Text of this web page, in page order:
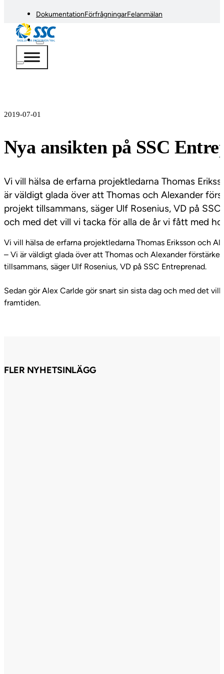
DokumentationFörfrågningarFelanmälan
2019-07-01
Nya ansikten på SSC
Vi vill hälsa de erfarna projektledarna Thomas
är väldigt glada över att Thomas och Alexander
projekt tillsammans, säger Ulf Rosenius, VD på
och med det vill vi tacka för alla de år vi fått med
Vi vill hälsa de erfarna projektledarna Thomas Eriksson och
– Vi är väldigt glada över att Thomas och Alexander
tillsammans, säger Ulf Rosenius, VD på SSC Entreprenad.
Sedan gör Alex Carlde gör snart sin sista dag och med det
framtiden.
FLER NYHETSINLÄGG